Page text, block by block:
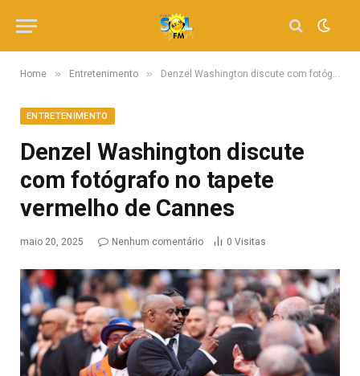
Home » Entretenimento » Denzel Washington discute com fotógrafo no tapete vermelho de Cannes
ENTRETENIMENTO
Denzel Washington discute
com fotógrafo no tapete
vermelho de Cannes
maio 20, 2025 Nenhum comentário 0 Visitas